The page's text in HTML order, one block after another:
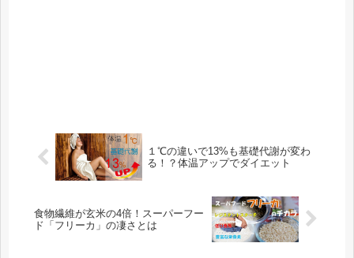
１℃の違いで13%も基礎代謝が変わ
る！？体温アップでダイエット
食物繊維が玄米の4倍！スーパーフー
ド「フリーカ」の凄さとは